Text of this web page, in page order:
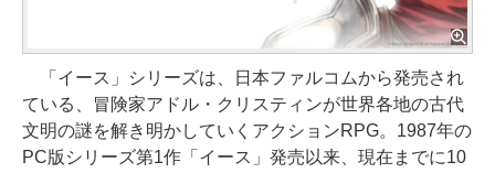
「イース」シリーズは、日本ファルコムから発売され
ている、冒険家アドル・クリスティンが世界各地の古代
文明の謎を解き明かしていくアクションRPG。1987年の
PC版シリーズ第1作「イース」発売以来、現在までに10